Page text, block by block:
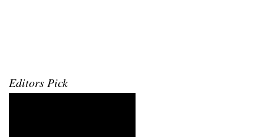
Editors Pick